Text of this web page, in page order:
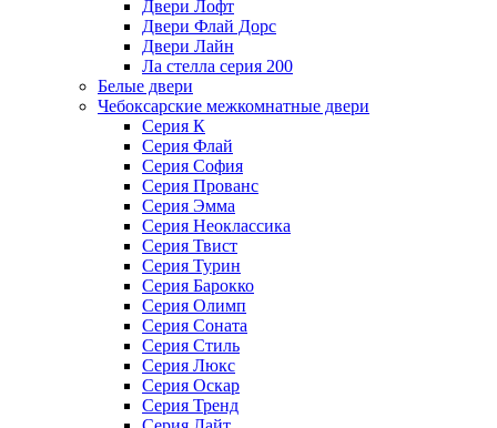
Двери Лофт
Двери Флай Дорс
Двери Лайн
Ла стелла серия 200
Белые двери
Чебоксарские межкомнатные двери
Серия К
Серия Флай
Серия София
Серия Прованс
Серия Эмма
Серия Неоклассика
Серия Твист
Серия Турин
Серия Барокко
Серия Олимп
Серия Соната
Серия Стиль
Серия Люкс
Серия Оскар
Серия Тренд